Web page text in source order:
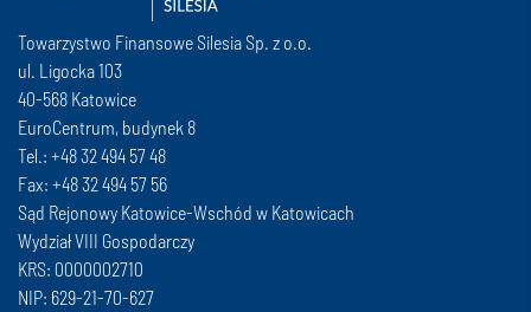
Towarzystwo Finansowe Silesia Sp. z o.o.
ul. Ligocka 103
40-568 Katowice
EuroCentrum, budynek 8
Tel.: +48 32 494 57 48
Fax: +48 32 494 57 56
Sąd Rejonowy Katowice-Wschód w Katowicach
Wydział VIII Gospodarczy
KRS: 0000002710
NIP: 629-21-70-627